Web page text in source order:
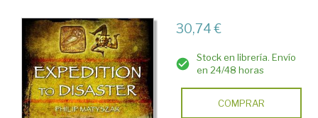
30,74 €
Stock en librería. Envío
en 24/48 horas
COMPRAR